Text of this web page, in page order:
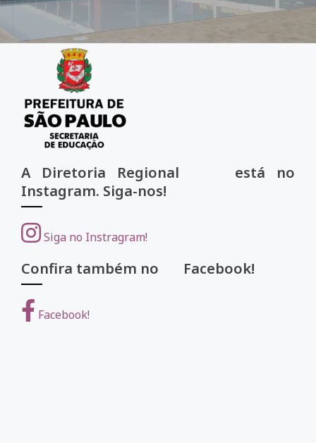
A Diretoria Regional está no
Instagram. Siga-nos!
Siga no Instragram!
Confira também no Facebook!
Facebook!